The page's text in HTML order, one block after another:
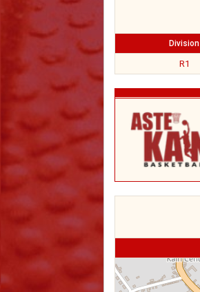
Division
R1